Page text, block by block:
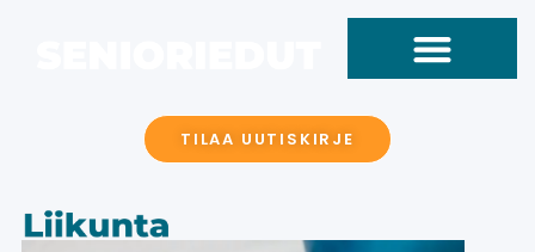
TILAA UUTISKIRJE